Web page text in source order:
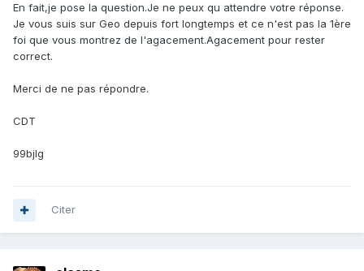
En fait,je pose la question.Je ne peux qu attendre votre réponse.
Je vous suis sur Geo depuis fort longtemps et ce n'est pas la 1ère
foi que vous montrez de l'agacement.Agacement pour rester
correct.
Merci de ne pas répondre.
CDT
99bjlg
Citer